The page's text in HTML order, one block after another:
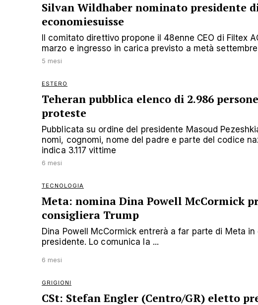
Silvan Wildhaber nominato presidente
economiesuisse
Il comitato direttivo propone il 48enne CEO di Filtex
marzo e ingresso in carica previsto a metà settembre
5 mesi
ESTERO
Teheran pubblica elenco di 2.986
proteste
Pubblicata su ordine del presidente Masoud
nomi, cognomi, nome del padre e parte del codice
indica 3.117 vittime
6 mesi
TECNOLOGIA
Meta: nomina Dina Powell McCormick
consigliera Trump
Dina Powell McCormick entrerà a far parte di Meta in
presidente. Lo comunica la ...
6 mesi
GRIGIONI
CSt: Stefan Engler (Centro/GR) eletto